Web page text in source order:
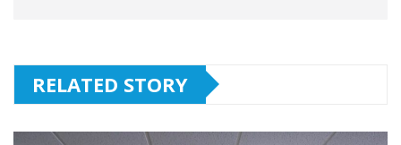
RELATED STORY